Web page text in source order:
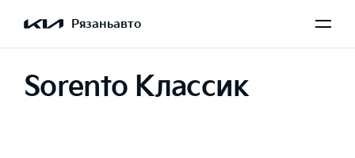
Рязаньавто
Sorento Классик